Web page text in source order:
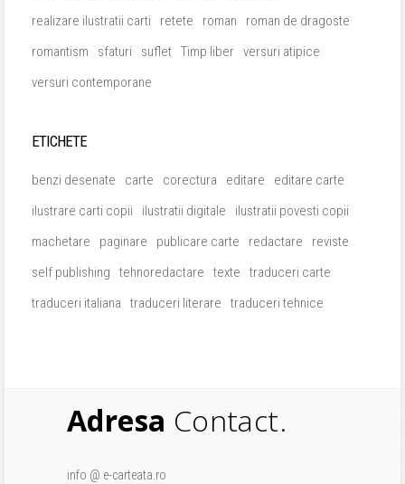
realizare ilustratii carti
retete roman
roman de dragoste
romantism
sfaturi suflet Timp liber versuri atipice
versuri contemporane
ETICHETE
benzi desenate carte corectura editare
editare carte
ilustrare carti copii
ilustratii digitale
ilustratii povesti copii
machetare
paginare publicare carte redactare
reviste
self publishing
tehnoredactare texte
traduceri carte
traduceri italiana
traduceri literare traduceri tehnice
Adresa Contact.
info @ e-carteata.ro